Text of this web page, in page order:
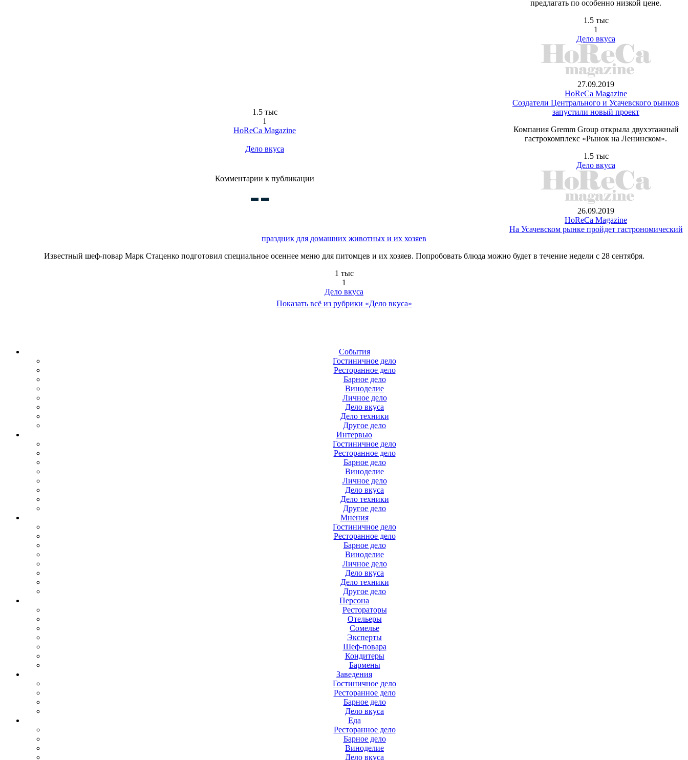
1.5 тыс
1
HoReCa Magazine
Дело вкуса
Комментарии к публикации
предлагать по особенно низкой цене.
1.5 тыс
1
Дело вкуса
27.09.2019
HoReCa Magazine
Создатели Центрального и Усачевского рынков
запустили новый проект
Компания Gremm Group открыла двухэтажный
гастрокомплекс «Рынок на Ленинском».
1.5 тыс
Дело вкуса
26.09.2019
HoReCa Magazine
На Усачевском рынке пройдет гастрономический
праздник для домашних животных и их хозяев
Известный шеф-повар Марк Стаценко подготовил специальное осеннее меню для питомцев и их хозяев. Попробовать блюда можно будет в течение недели с 28 сентября.
1 тыс
1
Дело вкуса
Показать всё из рубрики «Дело вкуса»
События
Гостиничное дело
Ресторанное дело
Барное дело
Виноделие
Личное дело
Дело вкуса
Дело техники
Другое дело
Интервью
Гостиничное дело
Ресторанное дело
Барное дело
Виноделие
Личное дело
Дело вкуса
Дело техники
Другое дело
Мнения
Гостиничное дело
Ресторанное дело
Барное дело
Виноделие
Личное дело
Дело вкуса
Дело техники
Другое дело
Персона
Рестораторы
Отельеры
Сомелье
Эксперты
Шеф-повара
Кондитеры
Бармены
Заведения
Гостиничное дело
Ресторанное дело
Барное дело
Дело вкуса
Еда
Ресторанное дело
Барное дело
Виноделие
Дело вкуса